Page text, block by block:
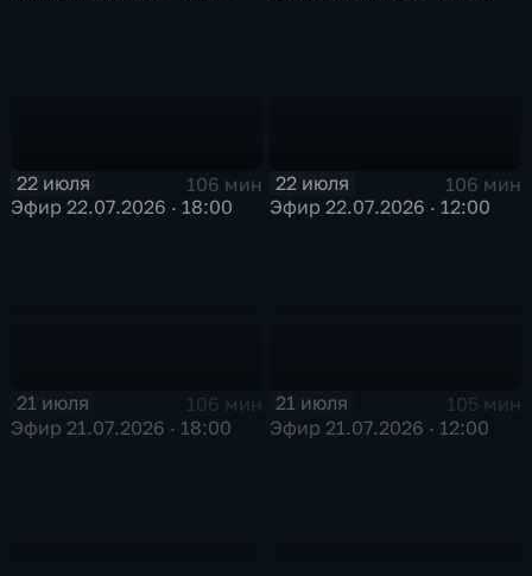
22 июля
106 мин
Эфир 22.07.2026 · 18:00
22 июля
106 мин
Эфир 22.07.2026 · 12:00
21 июля
106 мин
Эфир 21.07.2026 · 18:00
21 июля
105 мин
Эфир 21.07.2026 · 12:00